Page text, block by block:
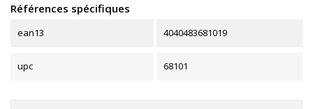
Références spécifiques
ean13 4040483681019
upc 68101